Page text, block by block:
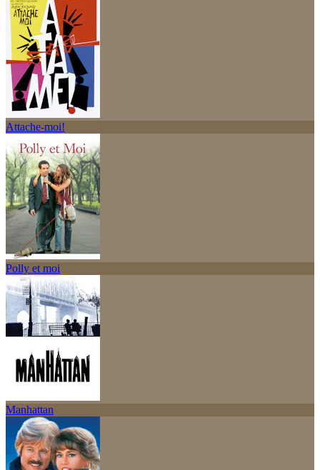
Attache-moi!
Polly et moi
Manhattan